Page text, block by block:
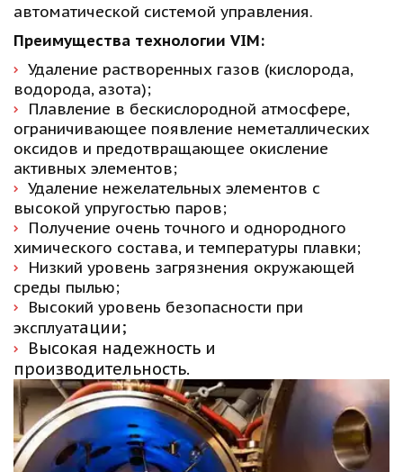
автоматической системой управления.
Преимущества технологии VIM:
Удаление растворенных газов (кислорода,
водорода, азота);
Плавление в бескислородной атмосфере,
ограничивающее появление неметаллических
оксидов и предотвращающее окисление
активных элементов;
Удаление нежелательных элементов с
высокой упругостью паров;
Получение очень точного и однородного
химического состава, и температуры плавки;
Низкий уровень загрязнения окружающей
среды пылью;
Высокий уровень безопасности при
эксплуатации;
Высокая надежность и
производительность.